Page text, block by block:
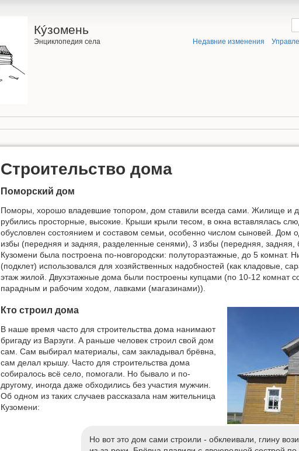
Кýзомень
Энциклопедия села Недавние изменения
Строительство дома
Поморский дом
Поморы, хорошо владевшие топором, дом ставили всегда сами. Жилище и
рубились просторные, высокие. Крыши крыли тесом, в окна вставлялась
обусловлен состоянием и составом семьи, особенно числом сыновей. Дом
избы (передняя и задняя, разделенные сенями), 3 избы (передняя, задняя,
Кузомени была построена по-новгородски: полутораэтажные, до 5 комнат.
(подклет) использовался для хозяйственных надобностей (как кладовые,
этаж жилой. Двухэтажные дома были построены купцами (по 10-12 комнат
парадным и рабочим ходом, лавками (магазинами)).
Кто строил дома
В наше время часто для строительства дома нанимают
бригаду из Варзуги. А раньше человек строил свой дом
сам. Сам выбирал материалы, сам закладывал брёвна,
сам делал крышу. Часто для строительства дома
собиралось всё село, помогали. Но бывало и по-
другому, иногда даже обходились без участия мужчин.
Об одном из таких случаев рассказала нам жительница
Кузомени:
Но вот это дом сами строили - обклеивали, глину